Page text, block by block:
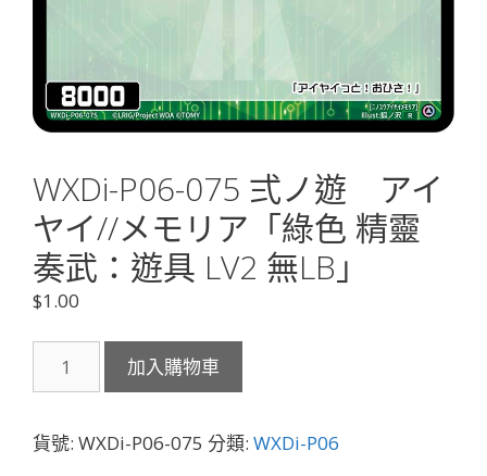
WXDi-P06-075 弍ノ遊 アイ
ヤイ//メモリア「綠色 精靈
奏武：遊具 LV2 無LB」
$1.00
P06-
弍
加入購物車
貨號: WXDi-P06-075 分類: WXDi-P06